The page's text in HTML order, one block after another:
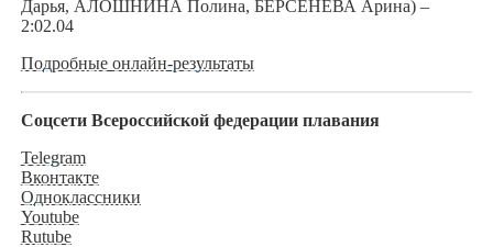
Дарья, АЛОШНИНА Полина, БЕРСЕНЕВА Арина) –
2:02.04
Подробные онлайн-результаты
Соцсети Всероссийской федерации плавания
Telegram
Вконтакте
Одноклассники
Youtube
Rutube